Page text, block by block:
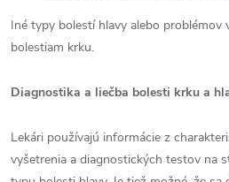
Iné typy bolestí hlavy alebo problémov
bolestiam krku.
Diagnostika a liečba bolesti krku a
Lekári používajú informácie z
vyšetrenia a diagnostických testov na